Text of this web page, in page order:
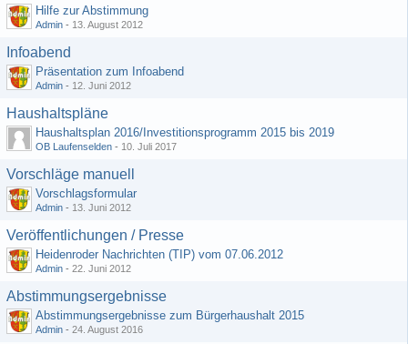
Hilfe zur Abstimmung
Admin - 13. August 2012
Infoabend
Präsentation zum Infoabend
Admin - 12. Juni 2012
Haushaltspläne
Haushaltsplan 2016/Investitionsprogramm 2015 bis 2019
OB Laufenselden - 10. Juli 2017
Vorschläge manuell
Vorschlagsformular
Admin - 13. Juni 2012
Veröffentlichungen / Presse
Heidenroder Nachrichten (TIP) vom 07.06.2012
Admin - 22. Juni 2012
Abstimmungsergebnisse
Abstimmungsergebnisse zum Bürgerhaushalt 2015
Admin - 24. August 2016